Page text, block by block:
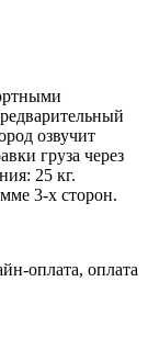
озвучит
груза через
25 кг.
3-х сторон.
оплата, оплата